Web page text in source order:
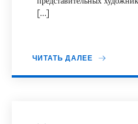
[…]
ЧИТАТЬ ДАЛЕЕ